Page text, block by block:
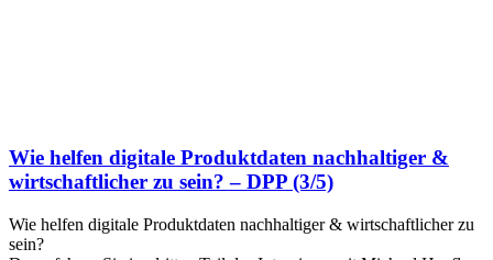
Wie helfen digitale Produktdaten nachhaltiger &
wirtschaftlicher zu sein? – DPP (3/5)
Wie helfen digitale Produktdaten nachhaltiger & wirtschaftlicher zu
sein?